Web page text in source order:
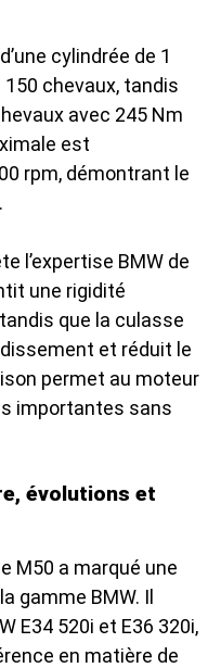
cylindrée de 1
chevaux, tandis
avec 245 Nm
est
rpm, démontrant le
l’expertise BMW de
une rigidité
que la culasse
et réduit le
permet au moteur
importantes sans
évolutions et
M50 a marqué une
gamme BMW. Il
E34 520i et E36 320i,
en matière de